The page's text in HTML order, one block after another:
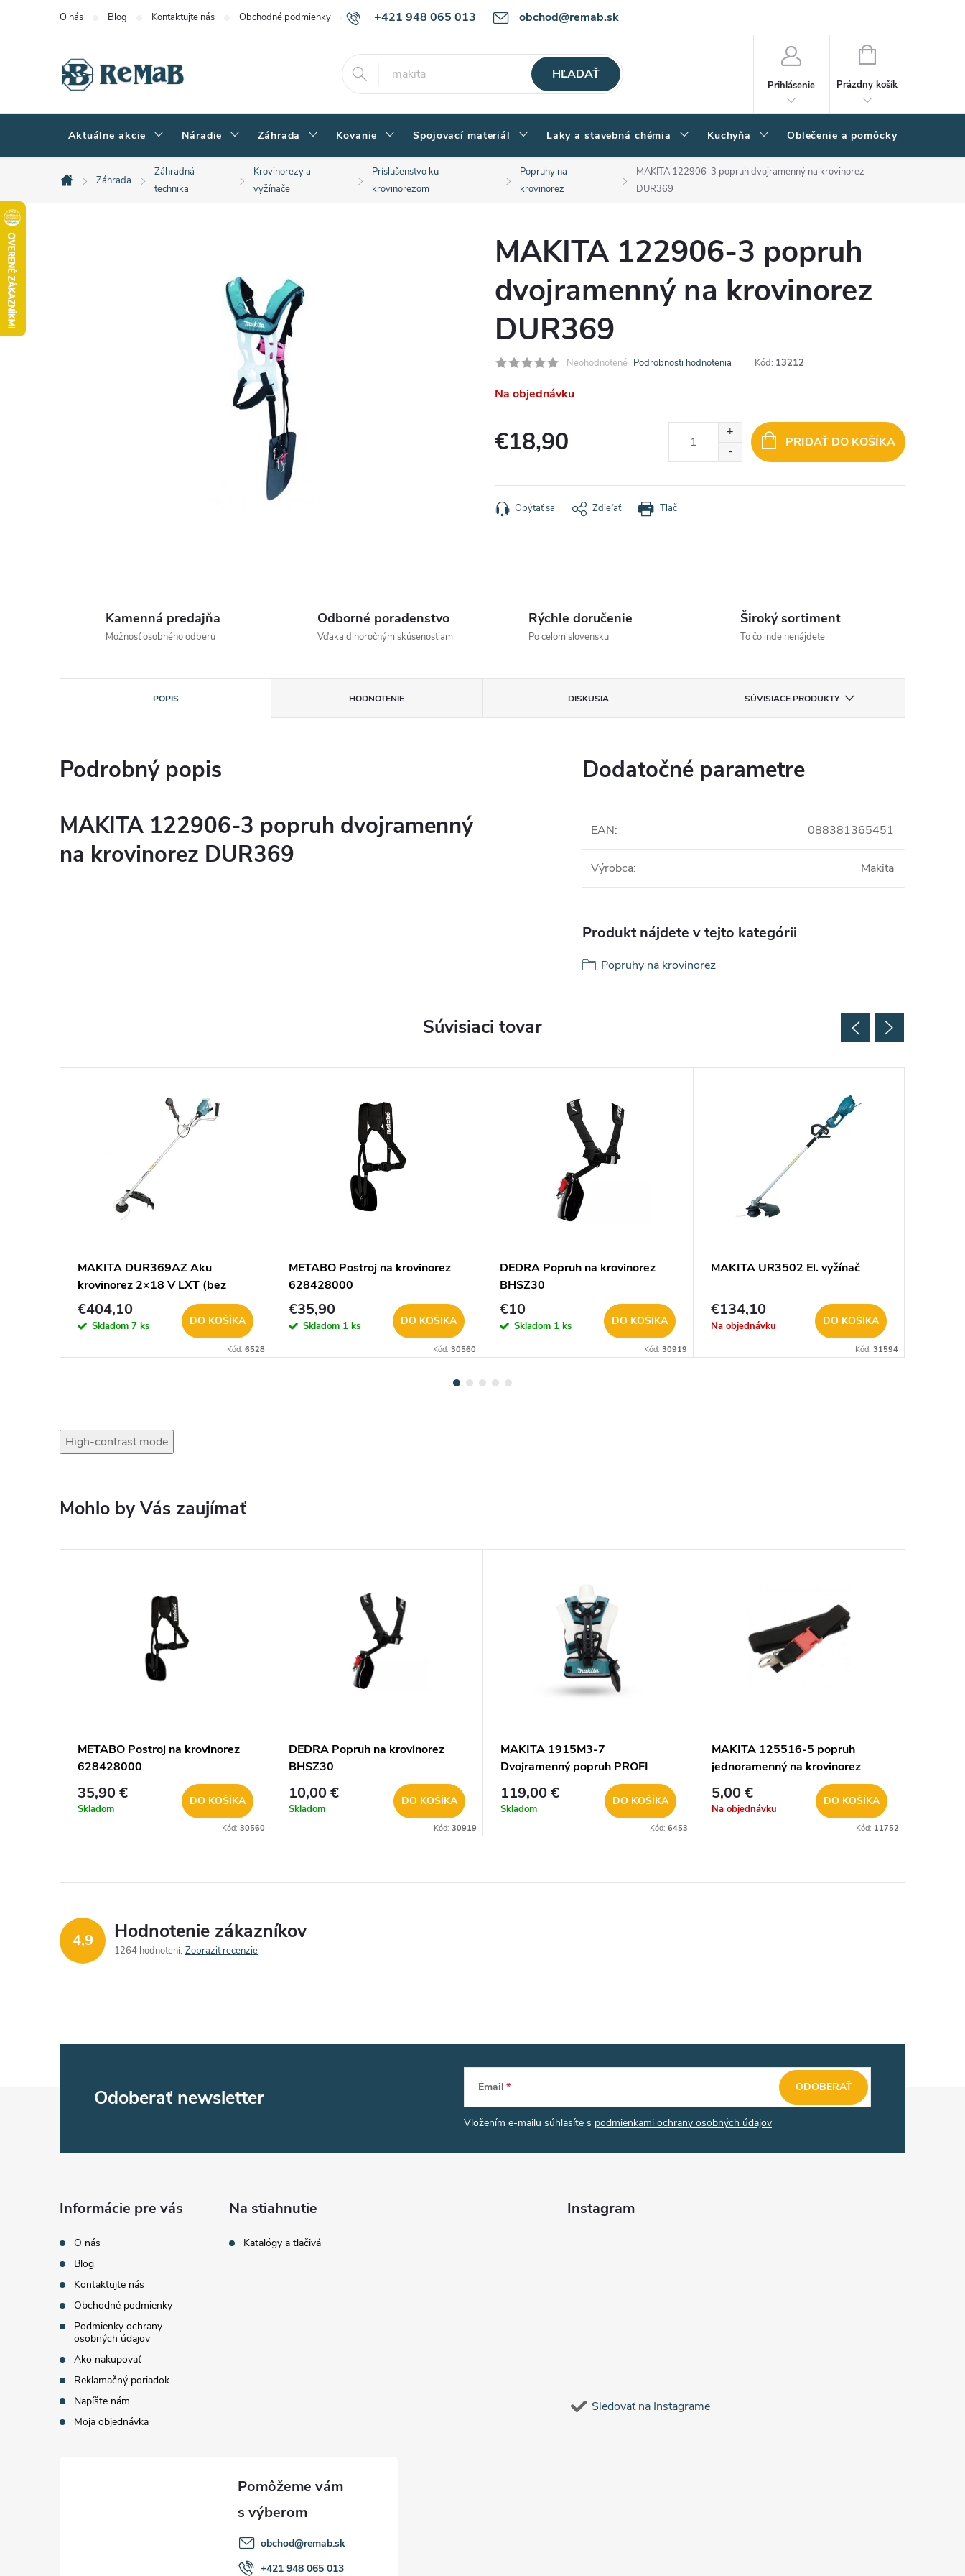
+421 948 065 013 obchod@remab.sk
O nás Blog Kontaktujte nás Obchodné podmienky Podmienky ochrany osobných údajov Ako nakupovať
HĽADAŤ
Prihlásenie
NÁKUPNÝ
Prázdny košík
Aktuálne akcie Náradie Záhrada Kovanie Spojovací materiál Laky a stavebná chémia Kuchyňa Oblečenie a pomôcky
Domov
Záhrada
Záhradná
technika
Krovinorezy a
vyžínače
Príslušenstvo ku
krovinorezom
Popruhy na
krovinorez
MAKITA 122906-3 popruh dvojramenný na krovinorez
DUR369
MAKITA 122906-3 popruh
dvojramenný na krovinorez
DUR369
Neohodnotené Podrobnosti hodnotenia Kód: 13212
Na objednávku
€18,90 PRIDAŤ DO KOŠÍKA
Tlač
Opýtať sa Zdieľať
Kamenná predajňa
Možnosť osobného odberu
Odborné poradenstvo
Vďaka dlhoročným skúsenostiam
Rýchle doručenie
Po celom slovensku
Široký sortiment
To čo inde nenájdete
POPIS HODNOTENIE DISKUSIA SÚVISIACE PRODUKTY
Podrobný popis
MAKITA 122906-3 popruh dvojramenný
na krovinorez DUR369
Dodatočné parametre
EAN: 088381365451
Výrobca: Makita
Produkt nájdete v tejto kategórii
Popruhy na krovinorez
Súvisiaci tovar
MAKITA DUR369AZ Aku
krovinorez 2×18 V LXT (bez
akumulátorov)
€404,10
Skladom 7 ks DO KOŠÍKA
Kód: 6528
METABO Postroj na krovinorez
628428000
€35,90
Skladom 1 ks DO KOŠÍKA
Kód: 30560
DEDRA Popruh na krovinorez
BHSZ30
€10
Skladom 1 ks DO KOŠÍKA
Kód: 30919
MAKITA UR3502 El. vyžínač
€134,10
Na objednávku DO KOŠÍKA
Kód: 31594
High-contrast mode
Mohlo by Vás zaujímať
METABO Postroj na krovinorez
628428000
35,90 €
Skladom
DO KOŠÍKA
Kód:30560
DEDRA Popruh na krovinorez
BHSZ30
10,00 €
Skladom
DO KOŠÍKA
Kód: 30919
MAKITA 1915M3-7
Dvojramenný popruh PROFI
119,00 €
Skladom
DO KOŠÍKA
Kód: 6453
MAKITA 125516-5 popruh
jednoramenný na krovinorez
5,00 €
Na objednávku
DO KOŠÍKA
Kód: 11752
4,9 Hodnotenie zákazníkov
1264 hodnotení Zobraziť recenzie
Odoberať newsletter Email
Vložením e-mailu súhlasíte s podmienkami ochrany osobných údajov
ODOBERAŤ
Informácie pre vás
O nás
Blog
Kontaktujte nás
Obchodné podmienky
Podmienky ochrany
osobných údajov
Ako nakupovať
Reklamačný poriadok
Napíšte nám
Moja objednávka
Na stiahnutie
Katalógy a tlačivá
Instagram
Sledovať na Instagrame
obchod@remab.sk
+421 948 065 013